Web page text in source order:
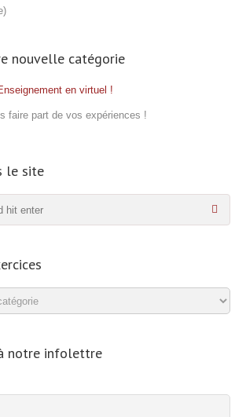
nouvelle catégorie
en virtuel !
faire part de vos expériences !
le site
notre infolettre